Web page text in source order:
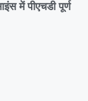
में पीएचडी पूर्ण